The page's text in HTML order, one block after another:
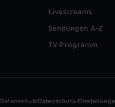
Livestreams
Sendungen A-Z
TV-Programm
DatenschutzDatenschutz-